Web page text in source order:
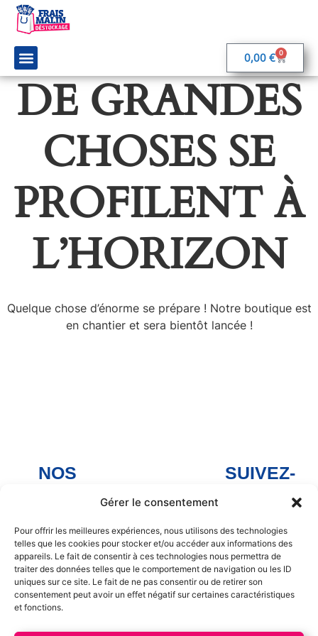
Gérer le consentement
Pour offrir les meilleures expériences, nous utilisons des technologies
telles que les cookies pour stocker et/ou accéder aux informations des
appareils. Le fait de consentir à ces technologies nous permettra de
traiter des données telles que le comportement de navigation ou les ID
uniques sur ce site. Le fait de ne pas consentir ou de retirer son
consentement peut avoir un effet négatif sur certaines caractéristiques
et fonctions.
0,00 € 0
DE GRANDES
CHOSES SE
PROFILENT À
L’HORIZON
Quelque chose d’énorme se prépare ! Notre boutique est
en chantier et sera bientôt lancée !
NOS
Noyen-sur-
Sarthe
Savigné-
l'Évêque
La Chapelle
Saint Aubin
SUIVEZ-
Arnage
Facebook
Noyen sur
Sarthe